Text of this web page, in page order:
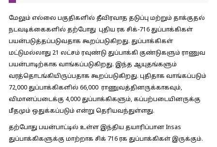
மேலும் எல்லை பகுதிகளில் தீவிரவாத தடுப்பு மற்றும் தாக்குதல்
நடவடிக்கைகளில் தற்போது புதிய ரக சிக்-716 துப்பாக்கிகள்
பயன்படுத்தப்படுவதாக கூறப்படுகிறது. துப்பாக்கிகள்
மட்டுமல்லாது 21 லட்சம் ரவுண்டு துப்பாக்கி குண்டுகளும் ராணுவ
பயன்பாடிற்காக வாங்கப்படுகிறது. இந்த ஆயுதங்களும்
வரத்தொடங்கியிருப்பதாக கூறப்படுகிறது. புதிதாக வாங்கப்படும்
72,000 துப்பாக்கிகளில் 66,000 ராணுவத்தினருக்காகவும்,
விமானப்படைக்கு 4,000 துப்பாக்கிகளும், கப்பற்படையினருக்கு
மீதமும் ஒதுக்கப்படும் என்று தெரியவந்துள்ளது.
தற்போது பயன்பாட்டில் உள்ள இந்திய தயாரிப்பான Insas
துப்பாக்கிகளுக்கு மாற்றாக சிக் 716 ரக துப்பாக்கிகள் இருக்கும்.